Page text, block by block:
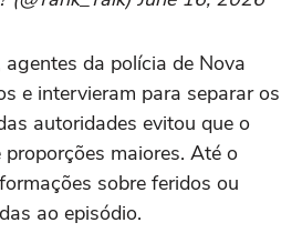
da polícia de Nova
e intervieram para separar os
autoridades evitou que o
maiores. Até o
sobre feridos ou
ao episódio.